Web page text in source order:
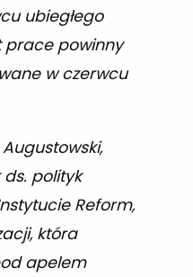
ubiegłego
prace powinny
w czerwcu
polityk
Reform,
która
apelem